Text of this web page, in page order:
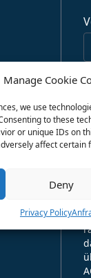
Manage Cookie
we use
to these
or unique IDs on
affect certain
Deny
Privacy Policy